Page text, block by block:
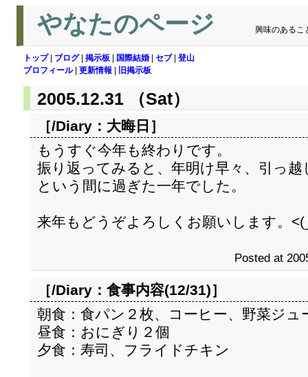
やなたのページ 興味のあるこ
トップ| ブログ| 掲示板 国際結婚 セブ| 登山
プロフィール| 更新情報 旧掲示板
2005.12.31 （Sat）
［/Diary： 大晦日 ］
もうすぐ今年も終わりです。
振り返ってみると、年明け早々、引っ
という間に過ぎた一年でした。
来年もどうぞよろしくお願いします。
Posted at
［/Diary： 食事内容(12/31)］
朝食：食パン２枚、コーヒー、野菜ジュ
昼食：おにぎり２個
夕食：寿司、フライドチキン